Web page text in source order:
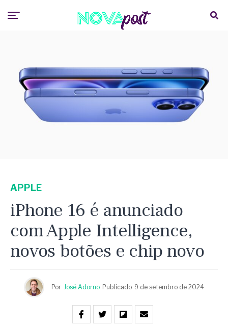
APPLE
iPhone 16 é anunciado
com Apple Intelligence,
novos botões e chip novo
Por José Adorno Publicado 9 de setembro de 2024